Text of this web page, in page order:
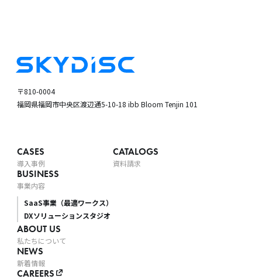
〒810-0004
福岡県福岡市中央区渡辺通5-10-18 ibb Bloom Tenjin 101
CASES
導入事例
BUSINESS
事業内容
SaaS事業（最適ワークス）
DXソリューションスタジオ
ABOUT US
私たちについて
NEWS
新着情報
CAREERS
CATALOGS
資料請求